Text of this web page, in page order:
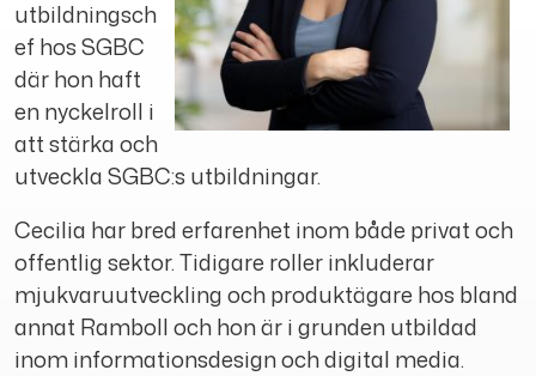
utbildningsch
ef hos SGBC
där hon haft
en nyckelroll i
att stärka och
utveckla SGBC:s utbildningar.
Cecilia har bred erfarenhet inom både privat och
offentlig sektor. Tidigare roller inkluderar
mjukvaruutveckling och produktägare hos bland
annat Ramboll och hon är i grunden utbildad
inom informationsdesign och digital media.